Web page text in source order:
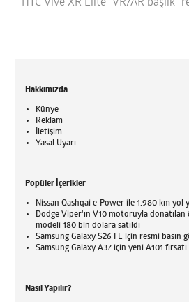
HTC Vive XR Elite “VR/AR başlık”
Hakkımızda
Künye
Reklam
İletişim
Yasal Uyarı
Popüler İçerikler
Nissan Qashqai e-Power ile 1.980 km yol
Dodge Viper'ın V10 motoruyla
modeli 180 bin dolara satıldı
Samsung Galaxy S26 FE için resmi basın
Samsung Galaxy A37 için yeni A101
Nasıl Yapılır?